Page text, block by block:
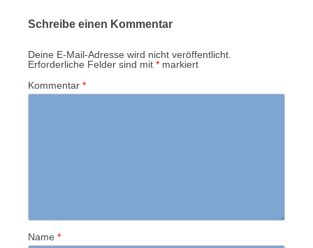
Schreibe einen Kommentar
Deine E-Mail-Adresse wird nicht veröffentlicht.
Erforderliche Felder sind mit * markiert
Kommentar *
Name *